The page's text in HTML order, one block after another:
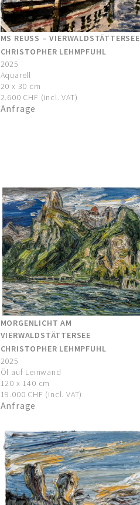
MS REUSS – VIERWALDSTÄTTERSEE
CHRISTOPHER LEHMPFUHL
2025
Aquarell
20 x 30 cm
2.600 CHF (incl. VAT)
Anfrage
MORGENLICHT AM
VIERWALDSTÄTTERSEE
CHRISTOPHER LEHMPFUHL
2025
Öl auf Leinwand
120 x 140 cm
19.000 CHF (incl. VAT)
Anfrage